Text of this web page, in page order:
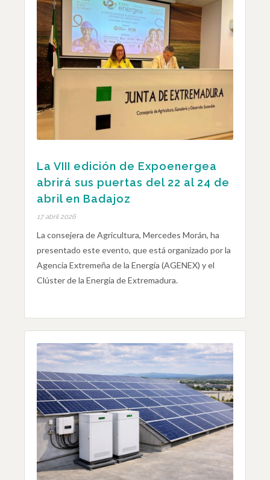
La VIII edición de Expoenergea
abrirá sus puertas del 22 al 24 de
abril en Badajoz
17 abril 2026
La consejera de Agricultura, Mercedes Morán, ha
presentado este evento, que está organizado por la
Agencia Extremeña de la Energía (AGENEX) y el
Clúster de la Energía de Extremadura.